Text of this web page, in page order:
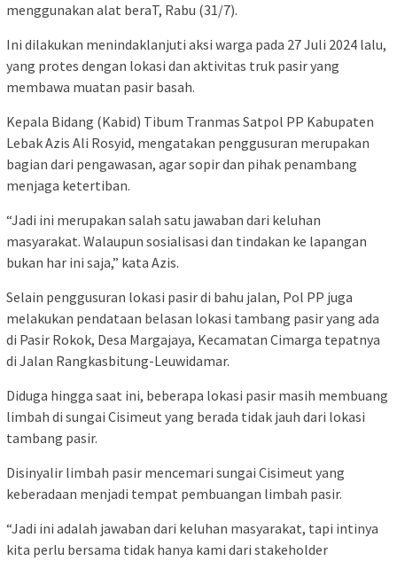
menggunakan alat beraT, Rabu (31/7).
Ini dilakukan menindaklanjuti aksi warga pada 27 Juli 2024 lalu,
yang protes dengan lokasi dan aktivitas truk pasir yang
membawa muatan pasir basah.
Kepala Bidang (Kabid) Tibum Tranmas Satpol PP Kabupaten
Lebak Azis Ali Rosyid, mengatakan penggusuran merupakan
bagian dari pengawasan, agar sopir dan pihak penambang
menjaga ketertiban.
“Jadi ini merupakan salah satu jawaban dari keluhan
masyarakat. Walaupun sosialisasi dan tindakan ke lapangan
bukan har ini saja,” kata Azis.
Selain penggusuran lokasi pasir di bahu jalan, Pol PP juga
melakukan pendataan belasan lokasi tambang pasir yang ada
di Pasir Rokok, Desa Margajaya, Kecamatan Cimarga tepatnya
di Jalan Rangkasbitung-Leuwidamar.
Diduga hingga saat ini, beberapa lokasi pasir masih membuang
limbah di sungai Cisimeut yang berada tidak jauh dari lokasi
tambang pasir.
Disinyalir limbah pasir mencemari sungai Cisimeut yang
keberadaan menjadi tempat pembuangan limbah pasir.
“Jadi ini adalah jawaban dari keluhan masyarakat, tapi intinya
kita perlu bersama tidak hanya kami dari stakeholder